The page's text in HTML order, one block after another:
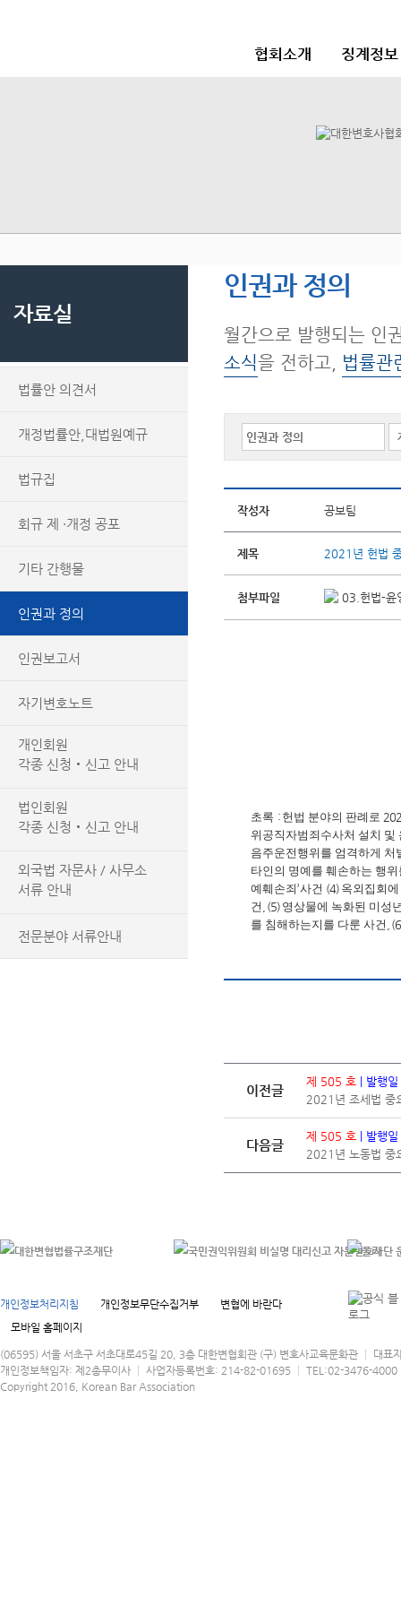
협회소개 징계정
자료실
법률안 의견서
개정법률안,대법원예규
법규집
회규 제 ·개정 공포
기타 간행물
인권과 정의
인권보고서
자기변호노트
개인회원
각종 신청‧신고 안내
법인회원
각종 신청‧신고 안내
외국법 자문사 / 사무소
서류 안내
전문분야 서류안내
인권과 정의
월간으로 발행되는 인
소식을 전하고, 법률관
작성자 공보팀
제목 2021년 헌법
첨부파일 03.헌법-윤
초록 : 헌법 분야의 판례로
위공직자범죄수사처 설치 및
음주운전행위를 엄격하게
타인의 명예를 훼손하는 행
예훼손죄’사건 (4) 옥외집회
건 , (5) 영상물에 녹화된 미성
를 침해하는지를 다룬 사건 ,
이전글
제 505 호 | 발행
2021년 조세법 중
다음글
제 505 호 | 발행
2021년 노동법 중
개인정보처리지침 개인정보무단수집거부
변협에 바란다
모바일 홈페이지
(06595) 서울 서초구 서초대로45길 20, 3층 대한변협회관 (구) 변호사교육문화관 │ 대표
개인정보책임자: 제2총무이사 │ 사업자등록번호: 214-82-01695 │ TEL:02-3476-
Copyright 2016, Korean Bar Association